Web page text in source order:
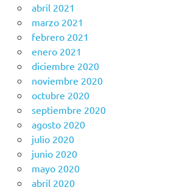
abril 2021
marzo 2021
febrero 2021
enero 2021
diciembre 2020
noviembre 2020
octubre 2020
septiembre 2020
agosto 2020
julio 2020
junio 2020
mayo 2020
abril 2020